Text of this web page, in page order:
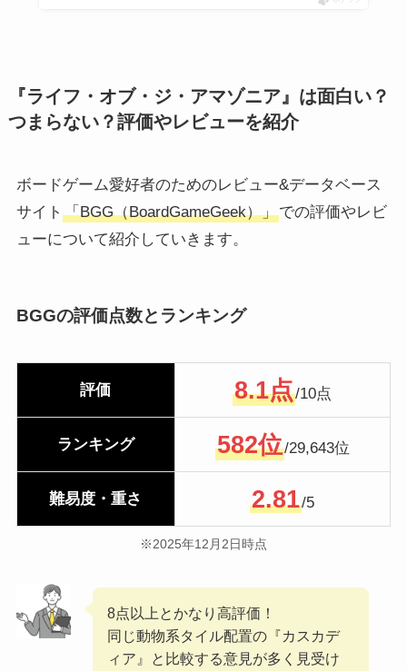
『ライフ・オブ・ジ・アマゾニア』は面白い？
つまらない？評価やレビューを紹介
ボードゲーム愛好者のためのレビュー&データベース
サイト 「BGG（BoardGameGeek）」での評価やレビ
ューについて紹介していきます。
BGGの評価点数とランキング
評価 8.1点/10点
ランキング 582位/29,643位
難易度・重さ 2.81/5
※2025年12月2日時点
8点以上とかなり高評価！
同じ動物系タイル配置の『カスカデ
ィア』と比較する意見が多く見受け